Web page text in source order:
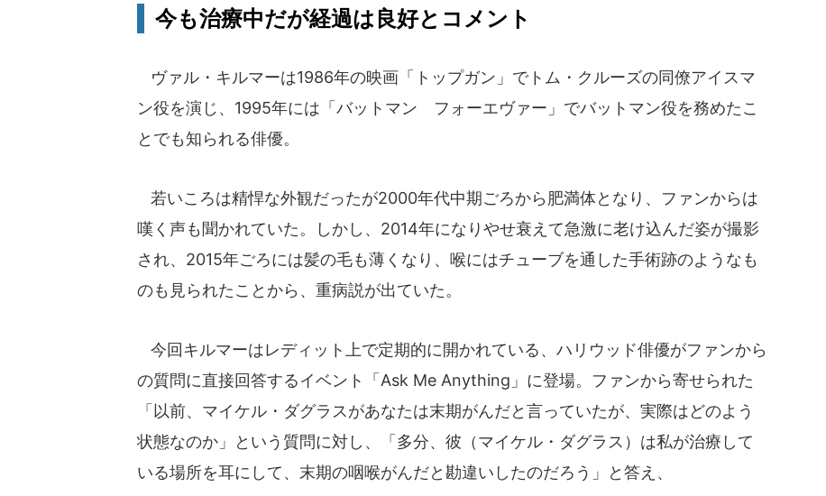
今も治療中だが経過は良好とコメント
ヴァル・キルマーは1986年の映画「トップガン」でトム・クルーズの同僚アイスマ
ン役を演じ、1995年には「バットマン フォーエヴァー」でバットマン役を務めたこ
とでも知られる俳優。
若いころは精悍な外観だったが2000年代中期ごろから肥満体となり、ファンからは
嘆く声も聞かれていた。しかし、2014年になりやせ衰えて急激に老け込んだ姿が撮影
され、2015年ごろには髪の毛も薄くなり、喉にはチューブを通した手術跡のようなも
のも見られたことから、重病説が出ていた。
今回キルマーはレディット上で定期的に開かれている、ハリウッド俳優がファンから
の質問に直接回答するイベント「Ask Me Anything」に登場。ファンから寄せられた
「以前、マイケル・ダグラスがあなたは末期がんだと言っていたが、実際はどのよう
状態なのか」という質問に対し、「多分、彼（マイケル・ダグラス）は私が治療して
いる場所を耳にして、末期の咽喉がんだと勘違いしたのだろう」と答え、